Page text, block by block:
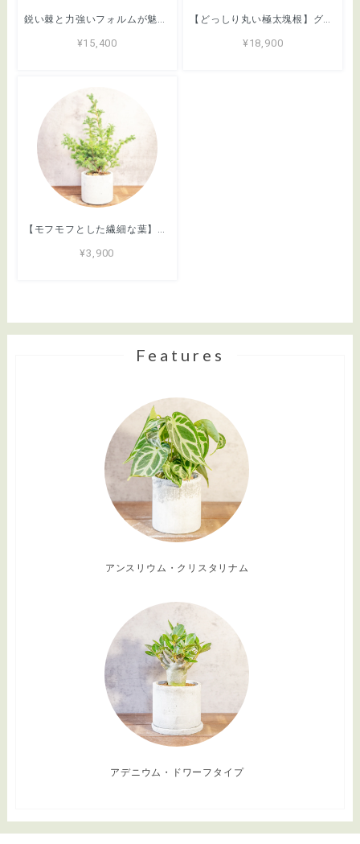
鋭い棘と力強いフォルムが魅力のアガベ・シロアリ（FO-76）。無骨な質感が映える手づくりモルタル鉢。根腐れを防ぐ独自配合の用土｜虫発生抑制（全国一律送料850円）
¥15,400
【どっしり丸い極太塊根】グラキリス。胴回り40cmの圧倒的ボリューム。無骨な「手づくりモルタル鉢」とセットで。｜虫発生抑制（全国一律送料850円）
¥18,900
¥3,900
Features
アンスリウム・クリスタリナム
アデニウム・ドワーフタイプ